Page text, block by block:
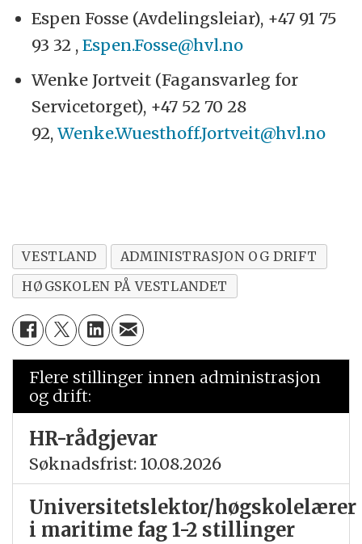
Espen Fosse (Avdelingsleiar), +47 91 75
93 32 ,Espen.Fosse@hvl.no
Wenke Jortveit (Fagansvarleg for
Servicetorget), +47 52 70 28
92,Wenke.Wuesthoff.Jortveit@hvl.no
VESTLAND
ADMINISTRASJON OG DRIFT
HØGSKOLEN PÅ VESTLANDET
Flere stillinger innen administrasjon
og drift:
HR-rådgjevar
Søknadsfrist: 10.08.2026
Universitetslektor/høgskolelærer
i maritime fag 1-2 stillinger